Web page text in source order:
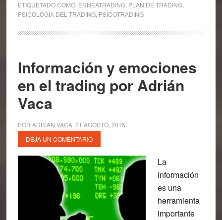
ETIQUETADO COMO: ENNEATRADING, PLAN DE TRADING,
PSICOLOGÍA DEL TRADING, PSICOTRADING
Información y emociones
en el trading por Adrián
Vaca
POR ADRIAN VACA. 21 AGOSTO, 2015
DEJA UN COMENTARIO
La
información
es una
herramienta
importante